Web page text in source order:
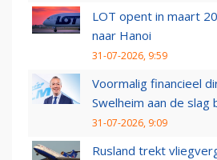
LOT opent in maart
naar Hanoi
31-07-2026, 9:59
Voormalig financieel
Swelheim aan de slag
31-07-2026, 9:09
Rusland trekt